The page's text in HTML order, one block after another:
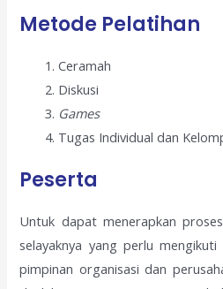
Metode Pelatihan
Ceramah
Diskusi
Games
Tugas Individual dan
Peserta
Untuk dapat menerapkan
selayaknya yang perlu
pimpinan organisasi dan